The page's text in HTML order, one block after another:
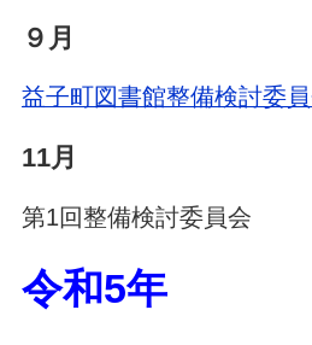
９月
益子町図書館整備検討委
11月
第1回整備検討委員会
令和5年